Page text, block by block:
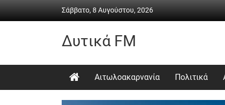
Σάββατο, 8 Αυγούστου, 2026
Δυτικά FM
Καθημερινή
Αιτωλοακαρνανία Πολιτικά